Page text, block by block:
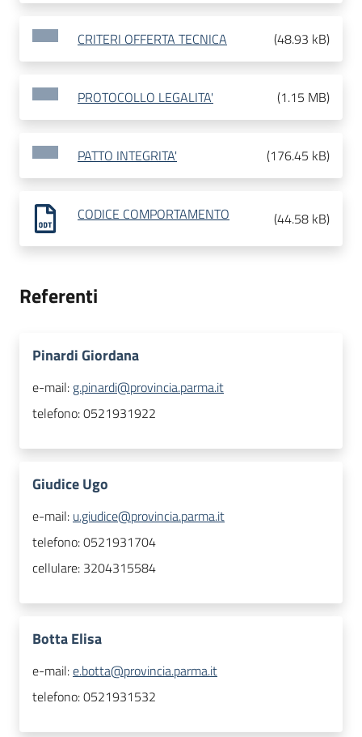
CRITERI OFFERTA TECNICA (48.93 kB)
PROTOCOLLO LEGALITA' (1.15 MB)
PATTO INTEGRITA' (176.45 kB)
CODICE COMPORTAMENTO (44.58 kB)
Referenti
Pinardi Giordana
e-mail: g.pinardi@provincia.parma.it
telefono:0521931922
Giudice Ugo
e-mail: u.giudice@provincia.parma.it
telefono:0521931704
cellulare: 3204315584
Botta Elisa
e-mail:e.botta@provincia.parma.it
telefono:0521931532